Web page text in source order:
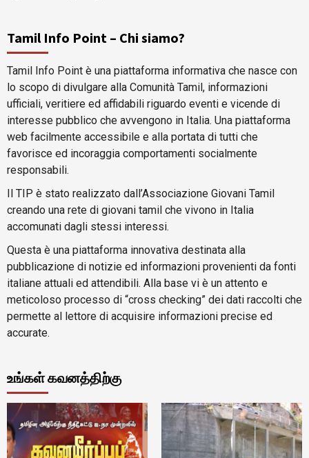
Tamil Info Point – Chi siamo?
Tamil Info Point è una piattaforma informativa che nasce con
lo scopo di divulgare alla Comunità Tamil, informazioni
ufficiali, veritiere ed affidabili riguardo eventi e vicende di
interesse pubblico che avvengono in Italia. Una piattaforma
web facilmente accessibile e alla portata di tutti che
favorisce ed incoraggia comportamenti socialmente
responsabili.
Il TIP è stato realizzato dall’Associazione Giovani Tamil
creando una rete di giovani tamil che vivono in Italia
accomunati dagli stessi interessi.
Questa è una piattaforma innovativa destinata alla
pubblicazione di notizie ed informazioni provenienti da fonti
italiane attuali ed attendibili. Alla base vi è un attento e
meticoloso processo di “cross checking” dei dati raccolti che
permette al lettore di acquisire informazioni precise ed
accurate.
உங்கள் கவனத்திற்கு